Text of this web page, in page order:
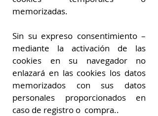
memorizadas.
Sin su expreso consentimiento –
mediante la activación de las
cookies en su navegador no
enlazará en las cookies los datos
memorizados con sus datos
personales proporcionados en
caso de registro o compra..